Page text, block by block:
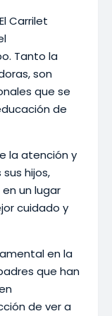
Carrilet
Tanto la
son
que se
de
la atención y
hijos,
un lugar
cuidado y
en la
que han
de ver a